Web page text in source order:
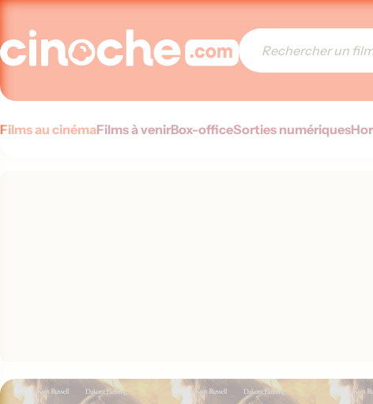
Films au cinémaFilms à venirBox-officeSorties numériques